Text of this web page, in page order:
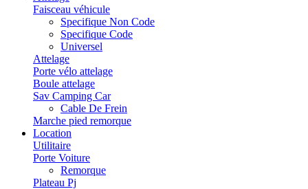
Faisceau véhicule
Specifique Non Code
Specifique Code
Universel
Attelage
Porte vélo attelage
Boule attelage
Sav Camping Car
Cable De Frein
Marche pied remorque
Location
Utilitaire
Porte Voiture
Remorque
Plateau Pj